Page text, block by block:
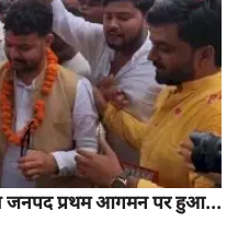
जनपद प्रथम आगमन पर हुआ...